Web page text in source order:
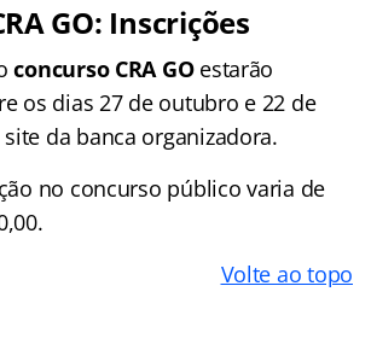
GO: Inscrições
concurso CRA GOestarão
os dias 27 de outubro e 22 de
da banca organizadora.
no concurso público varia de
Volte ao topo